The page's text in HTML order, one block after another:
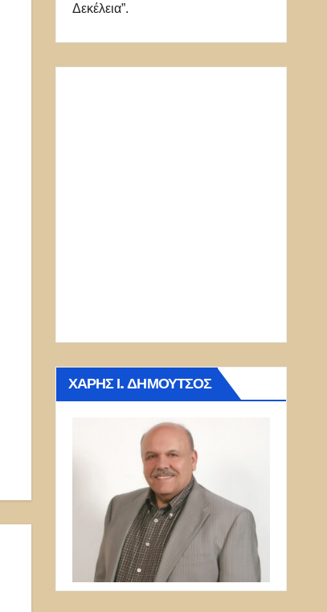
Δεκέλεια”.
ΧΆΡΗΣ Ι. ΔΗΜΟΎΤΣΟΣ